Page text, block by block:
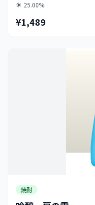
25.00%
¥1,489
焼酎